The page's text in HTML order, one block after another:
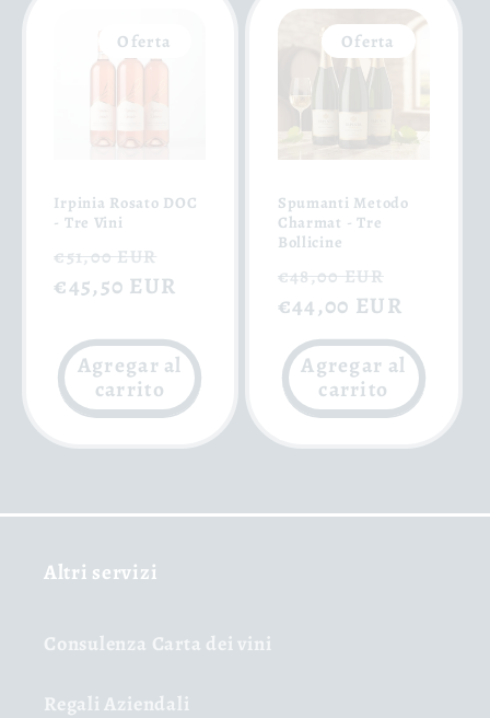
Oferta
Irpinia Rosato DOC
- Tre Vini
Precio
habitual
€51,00 EUR
de
€45,50 EUR
Agregar al
carrito
Oferta
Spumanti Metodo
Charmat - Tre
Bollicine
Precio
habitual
€48,00 EUR
de
oferta
€44,00 EUR
Agregar al
carrito
Altri servizi
Consulenza Carta dei vini
Regali Aziendali